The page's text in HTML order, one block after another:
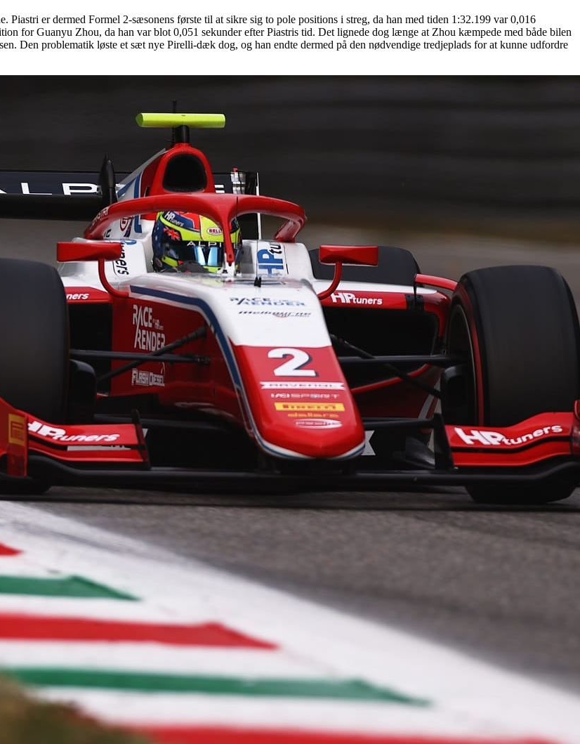
Piastri er dermed Formel 2-sæsonens første til at sikre sig to pole positions i streg, da han med tiden 1:32.199 var 0,016
for Guanyu Zhou, da han var blot 0,051 sekunder efter Piastris tid. Det lignede dog længe at Zhou kæmpede med både bilen
Den problematik løste et sæt nye Pirelli-dæk dog, og han endte dermed på den nødvendige tredjeplads for at kunne udfordre